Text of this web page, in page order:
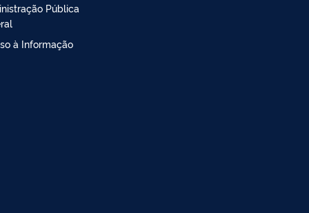
Pública
à Informação